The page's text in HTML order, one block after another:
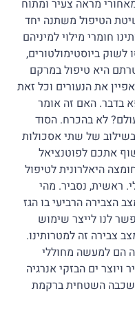
מראה צעיר ומתוח
הטיפול משתנה יחד
חומרי מילוי למיניהם
לשוק ביוסטימולטורים,
היא טיפול במרקם
את הנעורים וכל זאת
בדבר. האם זה אומר
לא בהכרח. הסוד
של שתי אסכולות
אתכם לפוטנציאל
היאלרונית לטיפול
ראשית, נסביר. מהי
הצבירה הרביעי בו הגז
לנו לייצר שימוש
צבירה זה למטרותינו.
הם למעשה מחוללי
ויוצר ים הבזקי אנרגיה
השטחית ברקמת